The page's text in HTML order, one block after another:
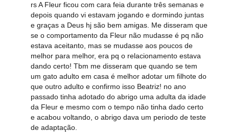
rs A Fleur ficou com cara feia durante três semanas e
depois quando vi estavam jogando e dormindo juntas
e graças a Deus hj são bem amigas. Me disseram que
se o comportamento da Fleur não mudasse é pq não
estava aceitanto, mas se mudasse aos poucos de
melhor para melhor, era pq o relacionamento estava
dando certo! Tbm me disseram que quando se tem
um gato adulto em casa é melhor adotar um filhote do
que outro adulto e confirmo isso Beatriz! no ano
passado tinha adotado do abrigo uma adulta da idade
da Fleur e mesmo com o tempo não tinha dado certo
e acabou voltando, o abrigo dava um periodo de teste
de adaptação.